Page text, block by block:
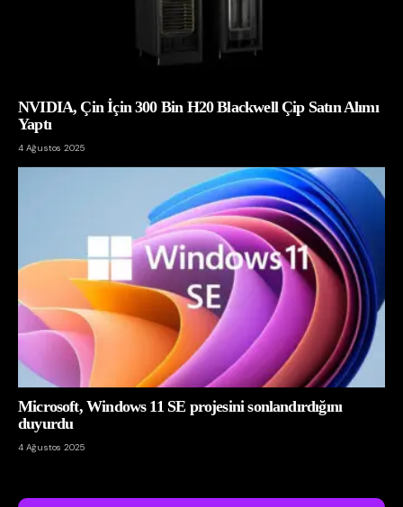
NVIDIA, Çin İçin 300 Bin H20 Blackwell Çip Satın Alımı
Yaptı
4 Ağustos 2025
Microsoft, Windows 11 SE projesini sonlandırdığını
duyurdu
4 Ağustos 2025